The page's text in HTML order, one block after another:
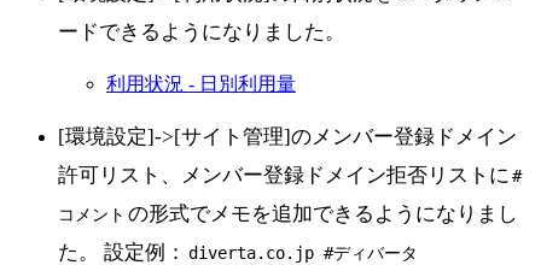
ードできるようになりました。
利用状況 - 日別利用量
[環境設定]->[サイト管理]のメンバー登録ドメイン
許可リスト、メンバー登録ドメイン拒否リストに#
コメント の形式でメモを追加できるようになりまし
た。 設定例： diverta.co.jp #ディバータ